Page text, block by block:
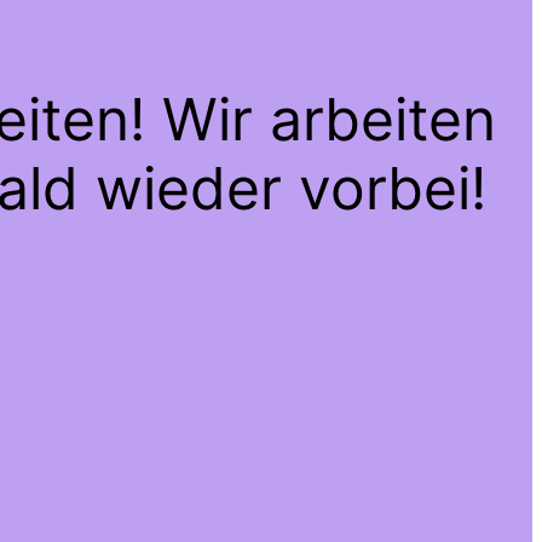
Wir arbeiten
wieder vorbei!